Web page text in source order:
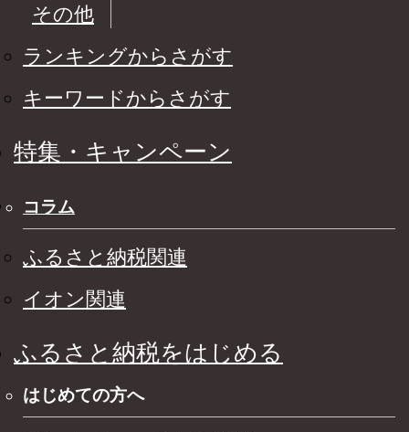
その他
ランキングからさがす
キーワードからさがす
特集・キャンペーン
コラム
ふるさと納税関連
イオン関連
ふるさと納税をはじめる
はじめての方へ